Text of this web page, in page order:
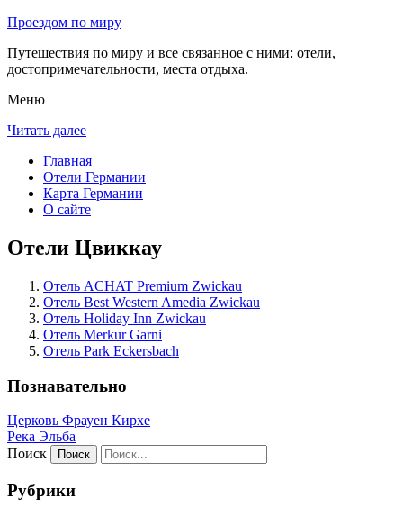
Проездом по миру
Путешествия по миру и все связанное с ними: отели,
достопримечательности, места отдыха.
Меню
Читать далее
Главная
Отели Германии
Карта Германии
О сайте
Отели Цвиккау
Отель ACHAT Premium Zwickau
Отель Best Western Amedia Zwickau
Отель Holiday Inn Zwickau
Отель Merkur Garni
Отель Park Eckersbach
Познавательно
Церковь Фрауен Кирхе
Река Эльба
Поиск
Рубрики